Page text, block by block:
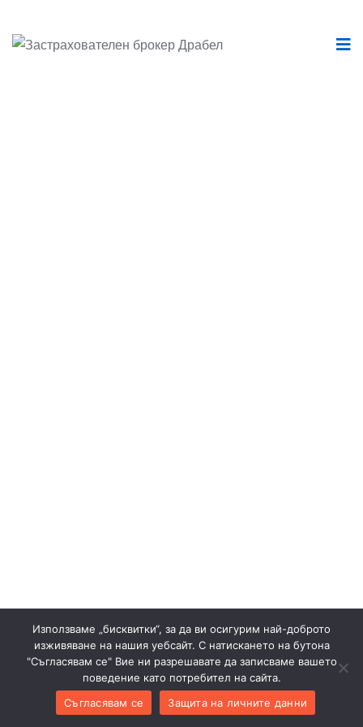
Използваме „бисквитки“, за да ви осигурим най-доброто
изживяване на нашия уебсайт. С натискането на бутона
"Съгласявам се" Вие ни разрешавате да записваме вашето
поведение като потребител на сайта.
Съгласявам се
Защита на личните данни